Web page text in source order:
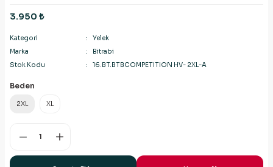
3.950 ₺
Kategori
Yelek
Marka
Bitrabi
Stok Kodu
16.BT.BTBCOMPETITION HV- 2XL-A
Beden
2XL XL